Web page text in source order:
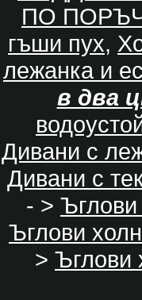
ПО
гъши пух,
лежанка и
в два
Дивани с
Дивани с
- >
Ъглови
> Ъглови